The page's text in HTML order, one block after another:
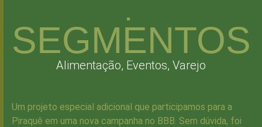
SEGMENTOS
Alimentação, Eventos, Varejo
Um projeto especial adicional que participamos para a
Piraquê em uma nova campanha no BBB. Sem dúvida, foi